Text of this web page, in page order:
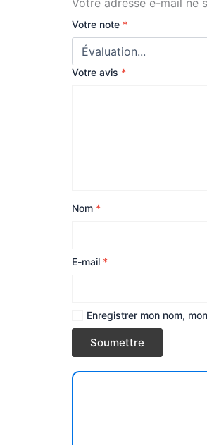
Votre adresse e-mail ne
Votre note *
Votre avis *
Nom *
E-mail *
Enregistrer mon nom,